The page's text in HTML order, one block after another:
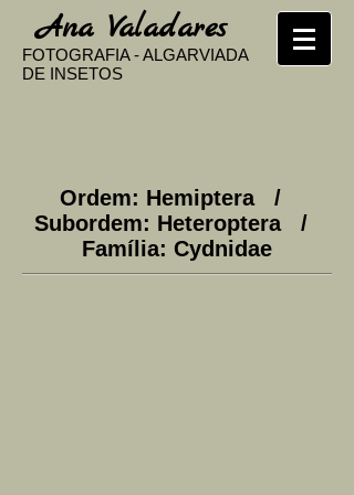
​Ana Valadares
FOTOGRAFIA - ALGARVIADA
DE INSETOS
Ordem: Hemiptera /
Subordem: Heteroptera /
Família: Cydnidae